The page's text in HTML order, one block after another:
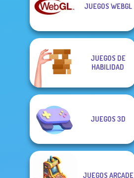
Cut The Rope
Super Hero
JUEGOS WEBGL
JUEGOS DE
HABILIDAD
JUEGOS 3D
JUEGOS ARCADE